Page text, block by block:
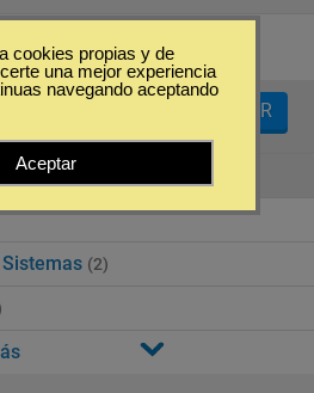
FILTRAR
de "Ingeniería"
(2)
cookies propias y de
una mejor experiencia
navegando aceptando
Aceptar